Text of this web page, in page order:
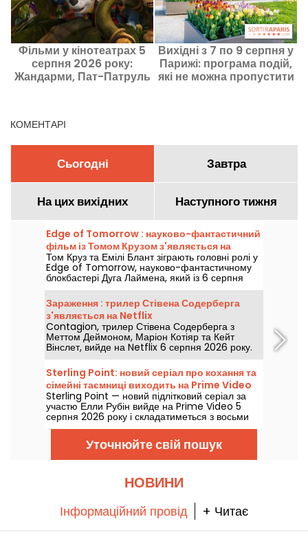
Фільми у кінотеатрах 5
серпня 2026 року:
Жандарми, Пат-Патруль
Вихідні з 7 по 9 серпня у
Парижі: програма подій,
які не можна пропустити
КОМЕНТАРІ
Сьогодні Завтра
На цих вихідних Наступного тижня
Edge of Tomorrow : науково-фантастичний
фільм із Томом Крузом з'являється на
Netflix
Том Круз та Емілі Блант зіграють головні ролі у
Edge of Tomorrow, науково-фантастичному
блокбастері Дуга Лаймена, який із 6 серпня
2026 року буде доступний на Netflix.
Зараження : трилер Стівена Содерберга
з'являється на Netflix
Contagion, трилер Стівена Содерберга з
Меттом Деймоном, Маріон Котіяр та Кейт
Вінслет, вийде на Netflix 6 серпня 2026 року.
Sterling Point: новий серіал про кохання та
сімейні таємниці виходить на Prime Video
Sterling Point — новий підлітковий серіал за
участю Елли Рубін вийде на Prime Video 5
серпня 2026 року і складатиметься з восьми
серій.
Уточнюйте свій пошук
НОВИНИ
Інформаційний провід + Читає